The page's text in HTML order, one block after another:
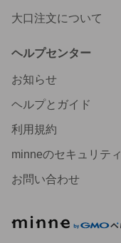
大口注文について
ヘルプセンター
お知らせ
ヘルプとガイド
利用規約
minneのセキュリティ
お問い合わせ